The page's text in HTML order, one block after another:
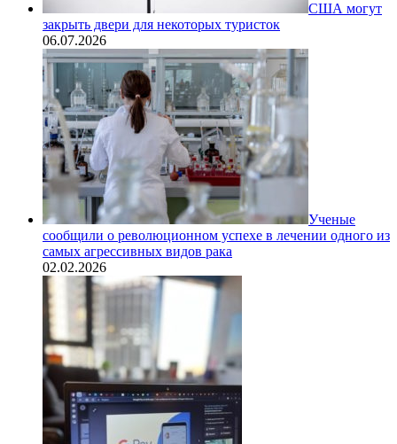
США могут
закрыть двери для некоторых туристок
06.07.2026
Ученые
сообщили о революционном успехе в лечении одного из
самых агрессивных видов рака
02.02.2026